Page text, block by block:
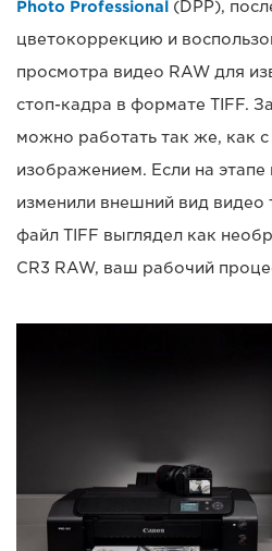
Photo Professional (DPP),
цветокоррекцию и
просмотра видео RAW для
стоп-кадра в формате TIFF.
можно работать так же, как
изображением. Если на
изменили внешний вид
файл TIFF выглядел как
CR3 RAW, ваш рабочий